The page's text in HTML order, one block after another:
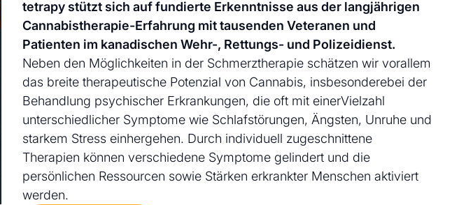
tetrapy stützt sich auf fundierte Erkenntnisse aus der langjährigen
Cannabistherapie-Erfahrung mit tausenden Veteranen und
Patienten im kanadischen Wehr-, Rettungs- und Polizeidienst.
Neben den Möglichkeiten in der Schmerztherapie schätzen wir vorallem
das breite therapeutische Potenzial von Cannabis, insbesonderebei der
Behandlung psychischer Erkrankungen, die oft mit einerVielzahl
unterschiedlicher Symptome wie Schlafstörungen, Ängsten, Unruhe und
starkem Stress einhergehen. Durch individuell zugeschnittene
Therapien können verschiedene Symptome gelindert und die
persönlichen Ressourcen sowie Stärken erkrankter Menschen aktiviert
werden.